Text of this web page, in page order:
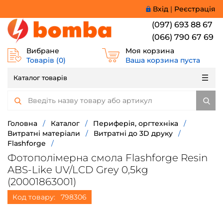
Вхід | Реєстрація
(097) 693 88 67
(066) 790 67 69
Вибране
Товарів (0)
Моя корзина
Ваша корзина пуста
Каталог товарів
Головна / Каталог / Периферія, оргтехніка
/
Витратні матеріали
/ Витратні до 3D друку
/
Flashforge
/
Фотополімерна смола Flashforge Resin
ABS-Like UV/LCD Grey 0,5kg
(20001863001)
Код товару: 798306